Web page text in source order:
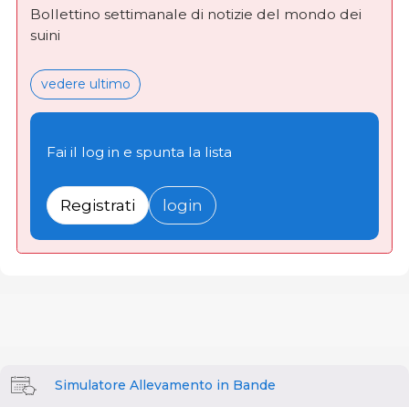
Bollettino settimanale di notizie del mondo dei
suini
vedere ultimo
Fai il log in e spunta la lista
Registrati login
Simulatore Allevamento in Bande